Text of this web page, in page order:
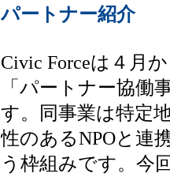
パートナー紹介
Civic Forceは４月
「パートナー協働
す。同事業は特定
性のあるNPOと連
う枠組みです。今